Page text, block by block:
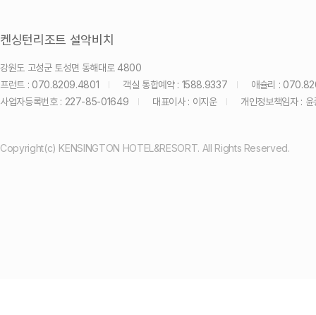
켄싱턴리조트 설악비치
강원도 고성군 토성면 동해대로 4800
프런트 : 070.8209.4801
객실 통합예약 : 1588.9337
애슐리 :
사업자등록번호 : 227-85-01649
대표이사 : 이지운 개인정보책임자 : 윤
Copyright(c) KENSINGTON HOTEL&RESORT. All Rights Reserved.